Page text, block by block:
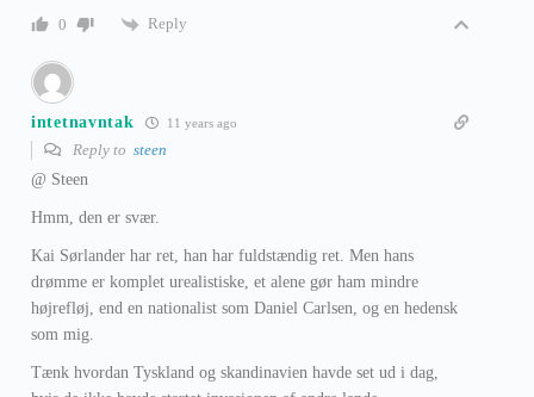
0
Reply
intetnavntak 11 years ago
Reply to steen
@ Steen
Hmm, den er svær.
Kai Sørlander har ret, han har fuldstændig ret. Men hans
drømme er komplet urealistiske, et alene gør ham mindre
højrefløj, end en nationalist som Daniel Carlsen, og en hedensk
som mig.
Tænk hvordan Tyskland og skandinavien havde set ud i dag,